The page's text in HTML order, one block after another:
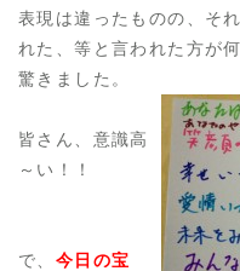
表現は違ったものの、そ
れた、等と言われた方が
驚きました。
皆さん、意識高
～い！！
で、 今日の宝